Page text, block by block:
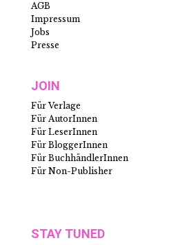
AGB
Impressum
Jobs
Presse
JOIN
Für Verlage
Für AutorInnen
Für LeserInnen
Für BloggerInnen
Für BuchhändlerInnen
Für Non-Publisher
STAY TUNED